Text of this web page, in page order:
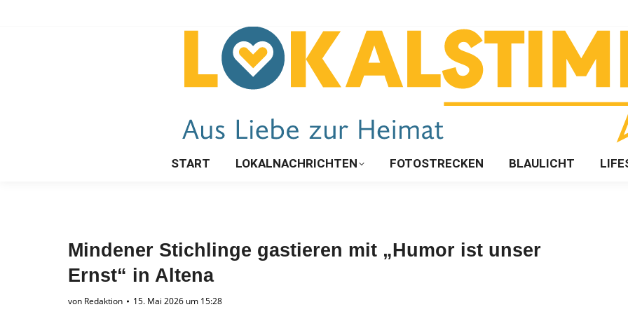
START LOKALNACHRICHTEN FOTOSTRECKEN BLAULICHT
Mindener Stichlinge gastieren mit „Humor ist unser
Ernst“ in Altena
von Redaktion 15. Mai 2026 um 15:28